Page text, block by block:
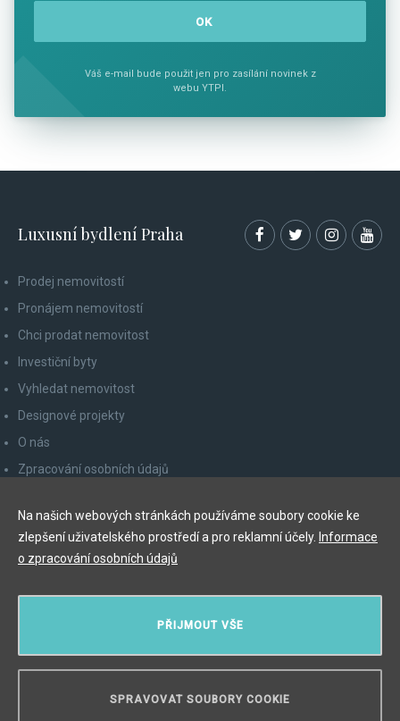
Váš e-mail bude použit jen pro zasílání novinek z
webu YTPI.
Luxusní bydlení Praha
Prodej nemovitostí
Pronájem nemovitostí
Chci prodat nemovitost
Investiční byty
Vyhledat nemovitost
Designové projekty
O nás
Zpracování osobních údajů
Odhlášení z newsletteru
Myslíková 245/3, 110 00 Praha 1
PŘIJMOUT VŠE
SPRAVOVAT SOUBORY COOKIE
Na našich webových stránkách používáme soubory cookie ke
zlepšení uživatelského prostředí a pro reklamní účely. Informace
o zpracování osobních údajů